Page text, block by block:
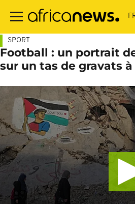
contenu
SPORT
Football : un portrait
sur un tas de gravats à